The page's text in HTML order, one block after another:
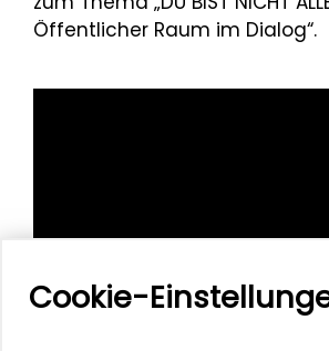
Öffentlicher Raum im Dialog“.
Cookie-